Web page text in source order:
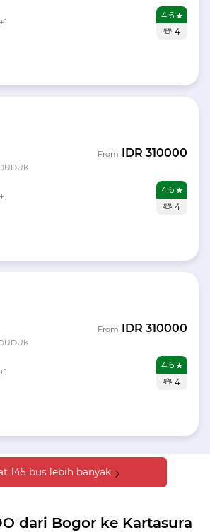
4.6
4
From IDR 310000
4.6
4
From IDR 310000
4.6
4
145 bus lebih banyak
dari Bogor ke Kartasura